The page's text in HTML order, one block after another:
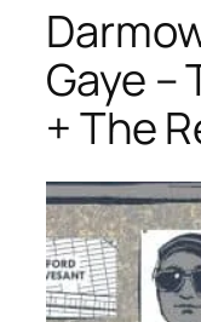
Gaye –
+ The